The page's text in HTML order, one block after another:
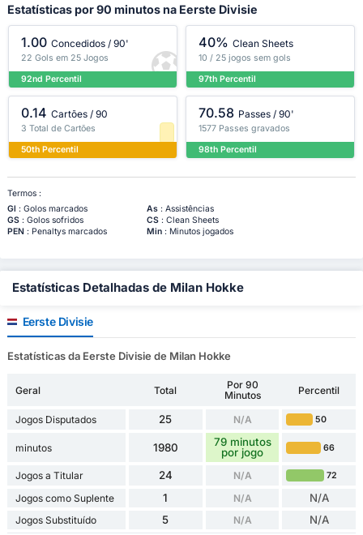
Estatísticas por 90 minutos na Eerste Divisie
1.00 Concedidos / 90'
22 Gols em 25 Jogos
92nd Percentil
40% Clean Sheets
10 / 25 jogos sem gols
97th Percentil
0.14 Cartões / 90
3 Total de Cartões
50th Percentil
70.58 Passes / 90'
1577 Passes gravados
98th Percentil
Termos :
Gl : Golos marcados As: Assistências
GS: Golos sofridos CS: Clean Sheets
PEN: Penaltys marcados Min: Minutos jogados
Estatísticas Detalhadas de Milan Hokke
Eerste Divisie
Estatísticas da Eerste Divisie de Milan Hokke
Geral Total
Por 90
Minutos
Percentil
Jogos Disputados 25 N/A 50
minutos 1980
79 minutos
por jogo
66
Jogos a Titular 24 N/A 72
Jogos como Suplente 1 N/A N/A
Jogos Substituído 5 N/A N/A